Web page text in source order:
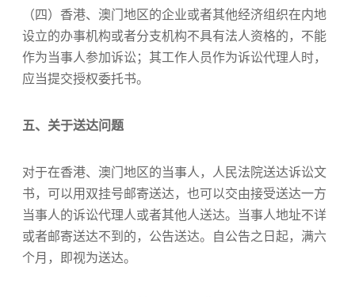
（四）香港、澳门地区的企业或者其他经济组织在内地
设立的办事机构或者分支机构不具有法人资格的，不能
作为当事人参加诉讼；其工作人员作为诉讼代理人时，
应当提交授权委托书。
五、关于送达问题
对于在香港、澳门地区的当事人，人民法院送达诉讼文
书，可以用双挂号邮寄送达，也可以交由接受送达一方
当事人的诉讼代理人或者其他人送达。当事人地址不详
或者邮寄送达不到的，公告送达。自公告之日起，满六
个月，即视为送达。